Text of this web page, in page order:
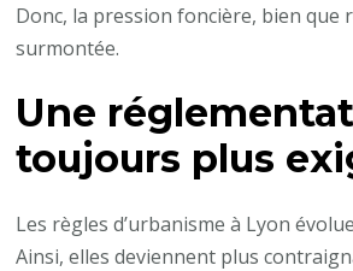
Donc, la pression foncière, bien que
surmontée.
Une
toujours plus
Les règles d’urbanisme à Lyon
Ainsi, elles deviennent plus